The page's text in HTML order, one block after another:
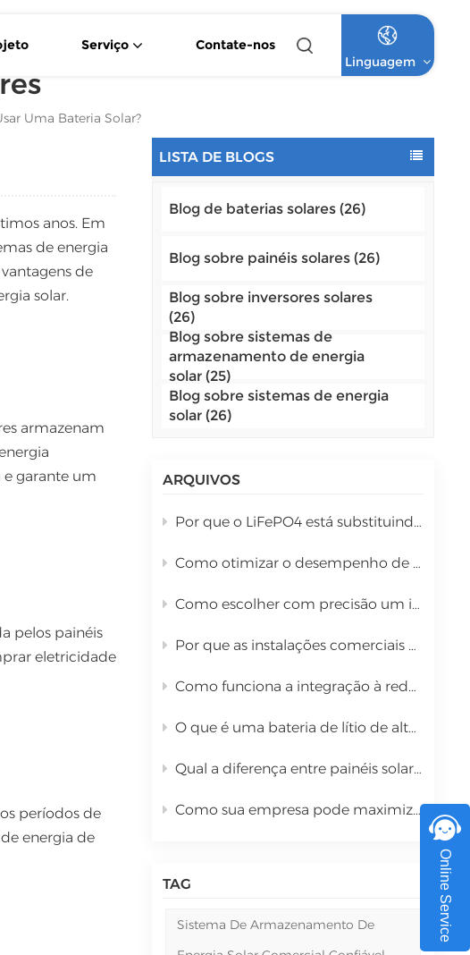
Serviço
Contate-nos
Linguagem
English
Français
Deutsch
Italiano
Русский
Español
Uma Bateria Solar?
LISTA DE BLOGS
Blog de baterias solares (26)
Blog sobre painéis solares (26)
Blog sobre inversores solares
(26)
Blog sobre sistemas de
armazenamento de energia
solar (25)
Blog sobre sistemas de energia
solar (26)
ARQUIVOS
Por que o LiFePO4 está substituindo as baterias de chumbo-ácido no armazenamento de energia solar comercial?
Como otimizar o desempenho de um inversor híbrido de 10 kW durante a instalação?
Como escolher com precisão um inversor híbrido com base na potência total dos painéis solares.
Por que as instalações comerciais estão migrando para sistemas híbridos de energia solar?
Como funciona a integração à rede elétrica para sistemas solares integrados de grande escala?
O que é uma bateria de lítio de alta tensão para UPS de 96 a 1000 V?
Qual a diferença entre painéis solares PERC tipo P e TOPCon tipo N?
Como sua empresa pode maximizar o retorno sobre o investimento com sistemas de energia solar comercial em 2026?
TAG
Sistema De Armazenamento De
anos. Em
de energia
de
solar.
armazenam
e garante um
pelos painéis
eletricidade
períodos de
energia de
Online Service